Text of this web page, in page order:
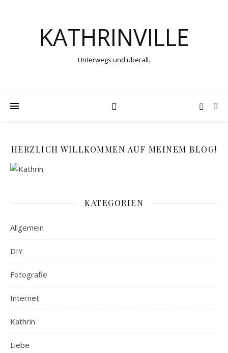
KATHRINVILLE
Unterwegs und überall.
HERZLICH WILLKOMMEN AUF MEINEM BLOG!
KATEGORIEN
Allgemein
DIY
Fotografie
Internet
Kathrin
Liebe